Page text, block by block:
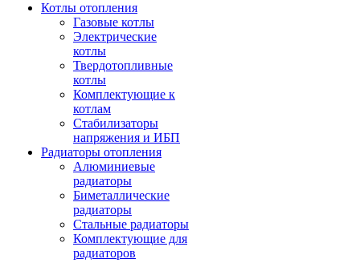
Котлы отопления
Газовые котлы
Электрические
котлы
Твердотопливные
котлы
Комплектующие к
котлам
Стабилизаторы
напряжения и ИБП
Радиаторы отопления
Алюминиевые
радиаторы
Биметаллические
радиаторы
Стальные радиаторы
Комплектующие для
радиаторов